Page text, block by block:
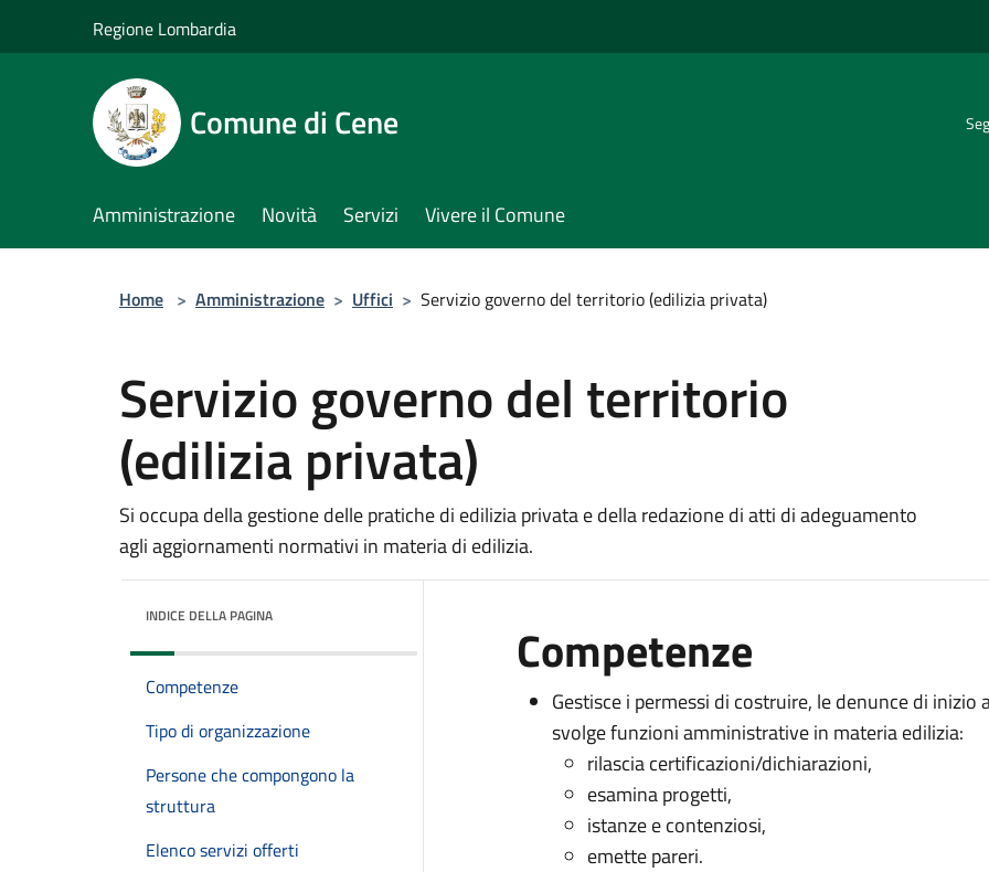
Regione Lombardia
Comune di Cene
Amministrazione Novità Servizi Vivere il Comune
Home > Amministrazione > Uffici > Servizio governo del territorio (edilizia privata)
Servizio governo del territorio
(edilizia privata)
Si occupa della gestione delle pratiche di edilizia privata e della redazione di atti di adeguamento
agli aggiornamenti normativi in materia di edilizia.
INDICE DELLA PAGINA
Competenze
Tipo di organizzazione
Persone che compongono la
struttura
Elenco servizi offerti
Competenze
Gestisce i permessi di costruire, le denunce di
svolge funzioni amministrative in materia edilizia:
rilascia certificazioni/dichiarazioni,
esamina progetti,
istanze e contenziosi,
emette pareri.